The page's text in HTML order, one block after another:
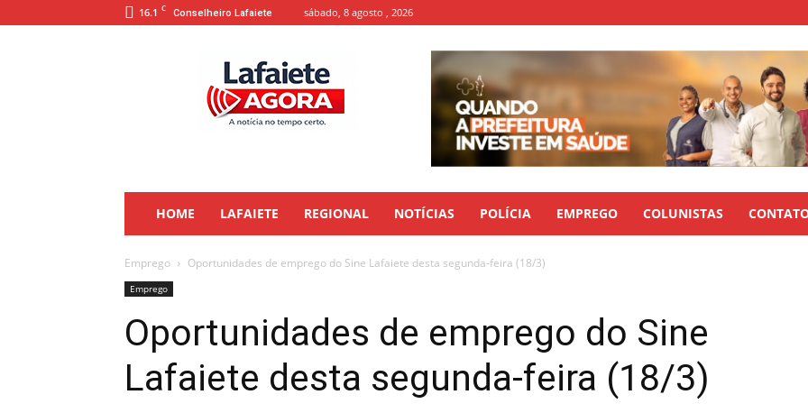
16.1 C Conselheiro Lafaiete sábado, 8 agosto , 2026
HOME LAFAIETE REGIONAL NOTÍCIAS POLÍCIA EMPREGO COLUNISTAS
Emprego Oportunidades de emprego do Sine Lafaiete desta segunda-feira (18/3)
Emprego
Oportunidades de emprego do Sine
Lafaiete desta segunda-feira (18/3)